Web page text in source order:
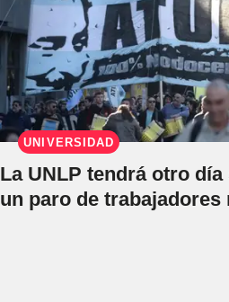
UNIVERSIDAD
La UNLP tendrá otro
un paro de trabajadores